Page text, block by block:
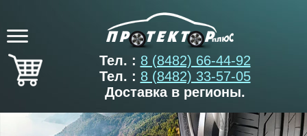
Тел. : 8 (8482) 66-44-92
Тел. : 8 (8482) 33-57-05
Доставка в регионы.